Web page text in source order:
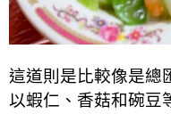
這道則是比較像是總
以蝦仁、香菇和碗豆